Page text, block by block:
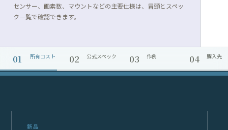
センサー、画素数、マウントなどの主要仕様は、冒頭とスペッ
ク一覧で確認できます。
01 所有コスト 02 公式スペック 03 作例 04 購入先
新品